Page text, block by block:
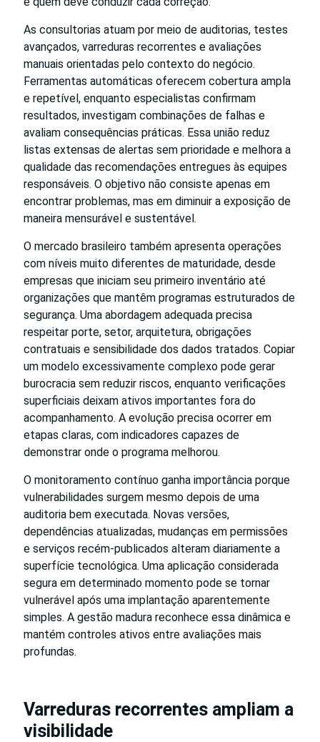
As consultorias atuam por meio de auditorias, testes
avançados, varreduras recorrentes e avaliações
manuais orientadas pelo contexto do negócio.
Ferramentas automáticas oferecem cobertura ampla
e repetível, enquanto especialistas confirmam
resultados, investigam combinações de falhas e
avaliam consequências práticas. Essa união reduz
listas extensas de alertas sem prioridade e melhora a
qualidade das recomendações entregues às equipes
responsáveis. O objetivo não consiste apenas em
encontrar problemas, mas em diminuir a exposição de
maneira mensurável e sustentável.
O mercado brasileiro também apresenta operações
com níveis muito diferentes de maturidade, desde
empresas que iniciam seu primeiro inventário até
organizações que mantêm programas estruturados de
segurança. Uma abordagem adequada precisa
respeitar porte, setor, arquitetura, obrigações
contratuais e sensibilidade dos dados tratados. Copiar
um modelo excessivamente complexo pode gerar
burocracia sem reduzir riscos, enquanto verificações
superficiais deixam ativos importantes fora do
acompanhamento. A evolução precisa ocorrer em
etapas claras, com indicadores capazes de
demonstrar onde o programa melhorou.
O monitoramento contínuo ganha importância porque
vulnerabilidades surgem mesmo depois de uma
auditoria bem executada. Novas versões,
dependências atualizadas, mudanças em permissões
e serviços recém-publicados alteram diariamente a
superfície tecnológica. Uma aplicação considerada
segura em determinado momento pode se tornar
vulnerável após uma implantação aparentemente
simples. A gestão madura reconhece essa dinâmica e
mantém controles ativos entre avaliações mais
profundas.
Varreduras recorrentes ampliam a
visibilidade